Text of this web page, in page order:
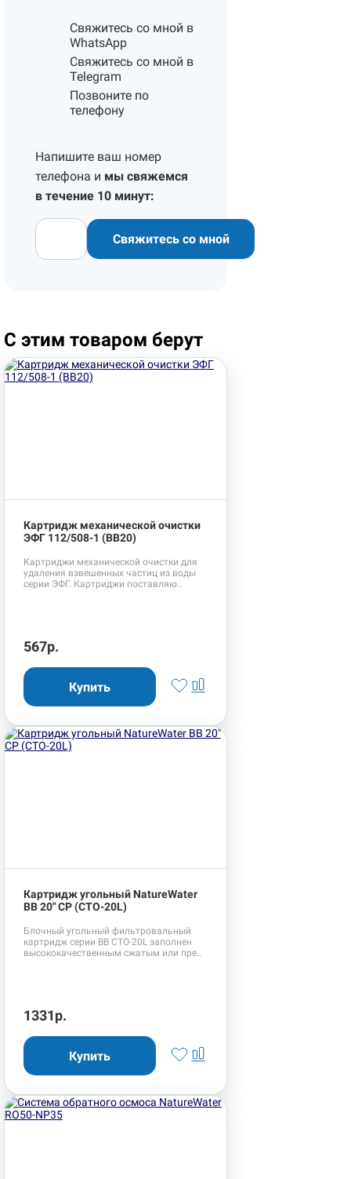
Свяжитесь со мной в
WhatsApp
Свяжитесь со мной в
Telegram
Позвоните по
телефону
Напишите ваш номер
телефона и мы свяжемся
в течение 10 минут:
Свяжитесь со мной
С этим товаром берут
Картридж механической очистки
ЭФГ 112/508-1 (BB20)
Картриджи механической очистки для
удаления взвешенных частиц из воды
серии ЭФГ. Картриджи поставляю..
567р.
Картридж угольный NatureWater
BB 20" CP (CTO-20L)
Блочный угольный фильтровальный
картридж серии BB CTO-20L заполнен
высококачественным сжатым или пре..
1331р.